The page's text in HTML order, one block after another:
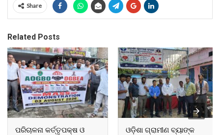
Share
Related Posts
ପରିଚାଳନା କର୍ତ୍ତୃପକ୍ଷ ଓ ଓଡ଼ିଶା ଗ୍ରାମୀଣ ବ୍ୟାଙ୍କ